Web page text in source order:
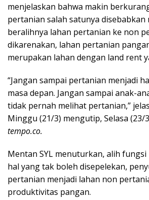
menjelaskan bahwa makin
pertanian salah satunya disebabkan
beralihnya lahan pertanian ke non
dikarenakan, lahan pertanian
merupakan lahan dengan land rent
“Jangan sampai pertanian menjadi
masa depan. Jangan sampai anak-
tidak pernah melihat pertanian,”
Minggu (21/3) mengutip, Selasa (23/
tempo.co.
Mentan SYL menuturkan, alih
hal yang tak boleh disepelekan,
pertanian menjadi lahan non
produktivitas pangan.